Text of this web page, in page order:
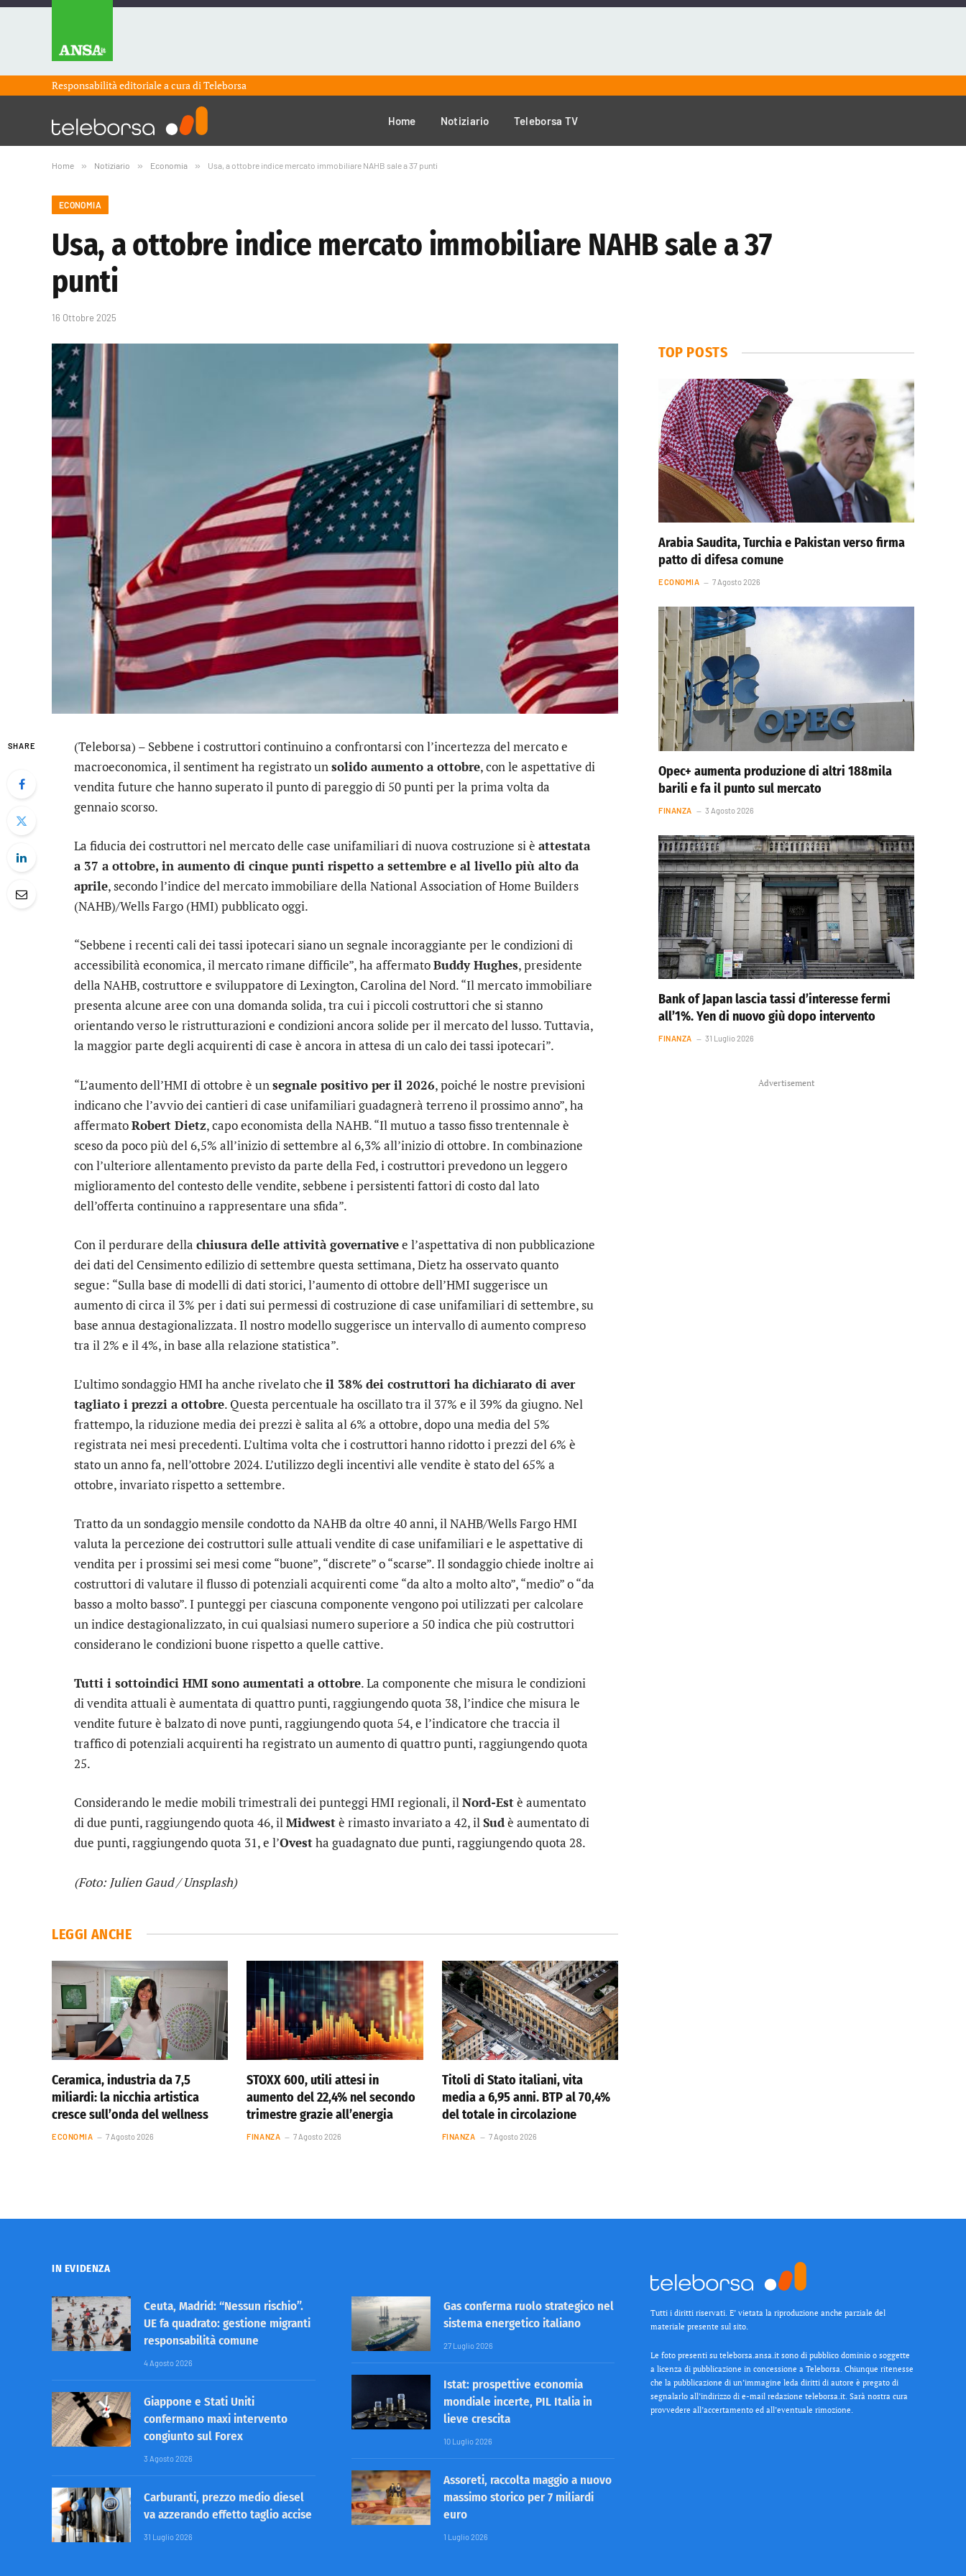
Responsabilità editoriale a cura diTeleborsa
Home Notiziario Teleborsa TV
Home » Notiziario » Economia » Usa, a ottobre indice mercato immobiliare NAHB sale a 37 punti
ECONOMIA
Usa, a ottobre indice mercato immobiliare NAHB sale a 37
punti
16 Ottobre 2025
SHARE
(Teleborsa) – Sebbene i costruttori continuino a confrontarsi con l’incertezza del mercato e
macroeconomica, il sentiment ha registrato unsolido aumento a ottobre, con le aspettative di
vendita future che hanno superato il punto di pareggio di 50 punti per la prima volta da
gennaio scorso.
La fiducia dei costruttori nel mercato delle case unifamiliari di nuova costruzione si è attestata
a 37 a ottobre, in aumento di cinque punti rispetto a settembre e al livello più alto da
aprile, secondo l’indice del mercato immobiliare della National Association of Home Builders
(NAHB)/Wells Fargo (HMI) pubblicato oggi.
“Sebbene i recenti cali dei tassi ipotecari siano un segnale incoraggiante per le condizioni di
accessibilità economica, il mercato rimane difficile”, ha affermatoBuddy Hughes, presidente
della NAHB, costruttore e sviluppatore di Lexington, Carolina del Nord. “Il mercato immobiliare
presenta alcune aree con una domanda solida, tra cui i piccoli costruttori che si stanno
orientando verso le ristrutturazioni e condizioni ancora solide per il mercato del lusso. Tuttavia,
la maggior parte degli acquirenti di case è ancora in attesa di un calo dei tassi ipotecari”.
“L’aumento dell’HMI di ottobre è un segnale positivo per il 2026, poiché le nostre previsioni
indicano che l’avvio dei cantieri di case unifamiliari guadagnerà terreno il prossimo anno”, ha
affermatoRobert Dietz, capo economista della NAHB. “Il mutuo a tasso fisso trentennale è
sceso da poco più del 6,5% all’inizio di settembre al 6,3% all’inizio di ottobre. In combinazione
con l’ulteriore allentamento previsto da parte della Fed, i costruttori prevedono un leggero
miglioramento del contesto delle vendite, sebbene i persistenti fattori di costo dal lato
dell’offerta continuino a rappresentare una sfida”.
Con il perdurare della chiusura delle attività governativee l’aspettativa di non pubblicazione
dei dati del Censimento edilizio di settembre questa settimana, Dietz ha osservato quanto
segue: “Sulla base di modelli di dati storici, l’aumento di ottobre dell’HMI suggerisce un
aumento di circa il 3% per i dati sui permessi di costruzione di case unifamiliari di settembre, su
base annua destagionalizzata. Il nostro modello suggerisce un intervallo di aumento compreso
tra il 2% e il 4%, in base alla relazione statistica”.
L’ultimo sondaggio HMI ha anche rivelato che il 38% dei costruttori ha dichiarato di aver
tagliato i prezzi a ottobre. Questa percentuale ha oscillato tra il 37% e il 39% da giugno. Nel
frattempo, la riduzione media dei prezzi è salita al 6% a ottobre, dopo una media del 5%
registrata nei mesi precedenti. L’ultima volta che i costruttori hanno ridotto i prezzi del 6% è
stato un anno fa, nell’ottobre 2024. L’utilizzo degli incentivi alle vendite è stato del 65% a
ottobre, invariato rispetto a settembre.
Tratto da un sondaggio mensile condotto da NAHB da oltre 40 anni, il NAHB/Wells Fargo HMI
valuta la percezione dei costruttori sulle attuali vendite di case unifamiliari e le aspettative di
vendita per i prossimi sei mesi come “buone”, “discrete” o “scarse”. Il sondaggio chiede inoltre ai
costruttori di valutare il flusso di potenziali acquirenti come “da alto a molto alto”, “medio” o “da
basso a molto basso”. I punteggi per ciascuna componente vengono poi utilizzati per calcolare
un indice destagionalizzato, in cui qualsiasi numero superiore a 50 indica che più costruttori
considerano le condizioni buone rispetto a quelle cattive.
Tutti i sottoindici HMI sono aumentati a ottobre. La componente che misura le condizioni
di vendita attuali è aumentata di quattro punti, raggiungendo quota 38, l’indice che misura le
vendite future è balzato di nove punti, raggiungendo quota 54, e l’indicatore che traccia il
traffico di potenziali acquirenti ha registrato un aumento di quattro punti, raggiungendo quota
25.
Considerando le medie mobili trimestrali dei punteggi HMI regionali, ilNord-Estè aumentato
di due punti, raggiungendo quota 46, ilMidwestè rimasto invariato a 42, ilSudè aumentato di
due punti, raggiungendo quota 31, e l’Ovestha guadagnato due punti, raggiungendo quota 28.
(Foto: Julien Gaud / Unsplash)
LEGGI ANCHE
Ceramica, industria da 7,5
miliardi: la nicchia artistica
cresce sull’onda del wellness
ECONOMIA 7 Agosto 2026
STOXX 600, utili attesi in
aumento del 22,4% nel secondo
trimestre grazie all’energia
FINANZA 7 Agosto 2026
Titoli di Stato italiani, vita
media a 6,95 anni. BTP al 70,4%
del totale in circolazione
FINANZA 7 Agosto 2026
TOP POSTS
Arabia Saudita, Turchia e Pakistan verso firma
patto di difesa comune
ECONOMIA 7 Agosto 2026
Opec+ aumenta produzione di altri 188mila
barili e fa il punto sul mercato
FINANZA 3 Agosto 2026
Bank of Japan lascia tassi d’interesse fermi
all’1%. Yen di nuovo giù dopo intervento
FINANZA 31 Luglio 2026
Advertisement
IN EVIDENZA
Ceuta, Madrid: “Nessun rischio”.
UE fa quadrato: gestione migranti
responsabilità comune
4 Agosto 2026
Giappone e Stati Uniti
confermano maxi intervento
congiunto sul Forex
3 Agosto 2026
Carburanti, prezzo medio diesel
va azzerando effetto taglio accise
31 Luglio 2026
Gas conferma ruolo strategico nel
sistema energetico italiano
27 Luglio 2026
Istat: prospettive economia
mondiale incerte, PIL Italia in
lieve crescita
10 Luglio 2026
Assoreti, raccolta maggio a nuovo
massimo storico per 7 miliardi
euro
1 Luglio 2026
Tutti i diritti riservati. E’ vietata la riproduzione anche parziale del
materiale presente sul sito.
Le foto presenti su teleborsa.ansa.it sono di pubblico dominio o soggette
a licenza di pubblicazione in concessione a Teleborsa. Chiunque ritenesse
che la pubblicazione di un’immagine leda diritti di autore è pregato di
segnalarlo all’indirizzo di e-mail redazione teleborsa.it. Sarà nostra cura
provvedere all’accertamento ed all’eventuale rimozione.